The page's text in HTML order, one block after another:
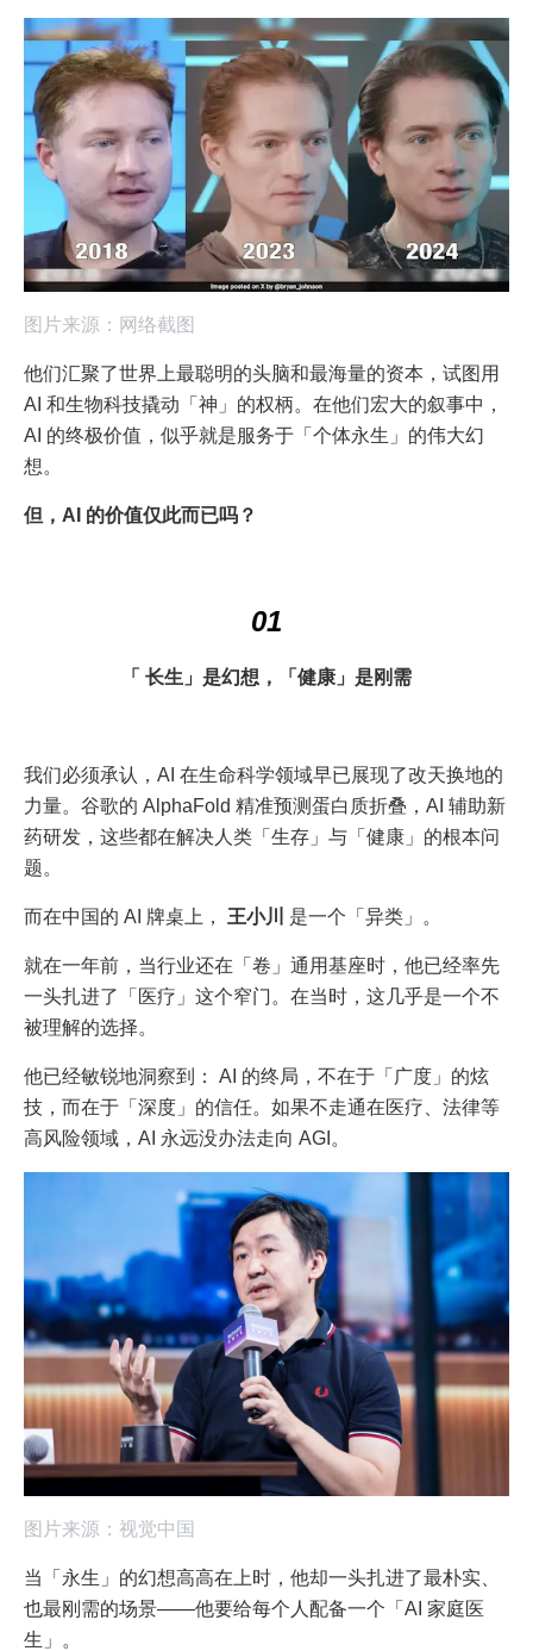
图片来源：网络截图
他们汇聚了世界上最聪明的头脑和最海量的资本，试图用
AI 和生物科技撬动「神」的权柄。在他们宏大的叙事中，
AI 的终极价值，似乎就是服务于「个体永生」的伟大幻
想。
但，AI 的价值仅此而已吗？
01
「 长生」是幻想，「健康」是刚需
我们必须承认，AI 在生命科学领域早已展现了改天换地的
力量。谷歌的 AlphaFold 精准预测蛋白质折叠，AI 辅助新
药研发，这些都在解决人类「生存」与「健康」的根本问
题。
而在中国的 AI 牌桌上， 王小川 是一个「异类」。
就在一年前，当行业还在「卷」通用基座时，他已经率先
一头扎进了「医疗」这个窄门。在当时，这几乎是一个不
被理解的选择。
他已经敏锐地洞察到： AI 的终局，不在于「广度」的炫
技，而在于「深度」的信任。如果不走通在医疗、法律等
高风险领域，AI 永远没办法走向 AGI。
图片来源：视觉中国
当「永生」的幻想高高在上时，他却一头扎进了最朴实、
也最刚需的场景——他要给每个人配备一个「AI 家庭医
生」。